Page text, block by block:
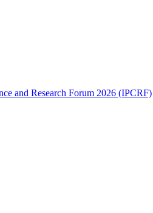
and Research Forum 2026 (IPCRF)